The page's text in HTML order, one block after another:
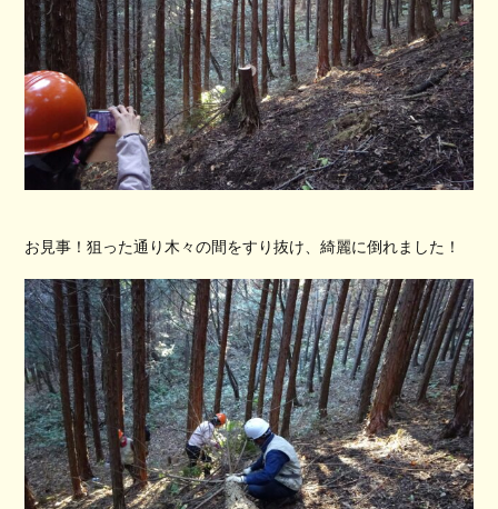
お見事！狙った通り木々の間をすり抜け、綺麗に倒れました！